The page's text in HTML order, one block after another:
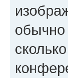
обычно